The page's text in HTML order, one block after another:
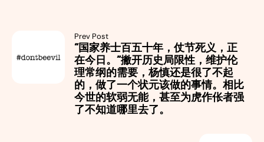
Prev Post
“国家养士百五十年，仗节死义，正
在今日。”撇开历史局限性，维护伦
理常纲的需要，杨慎还是很了不起
的，做了一个状元该做的事情。相比
今世的软弱无能，甚至为虎作伥者强
了不知道哪里去了。